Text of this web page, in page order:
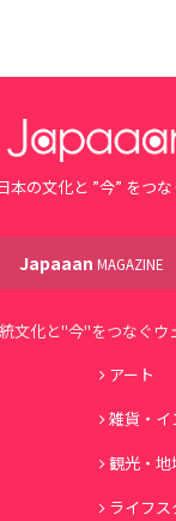
本の文化と ”今” をつな
Japaaan MAGAZINE
文化と"今"をつなぐウ
アート
雑貨・イ
観光・地
ライフス